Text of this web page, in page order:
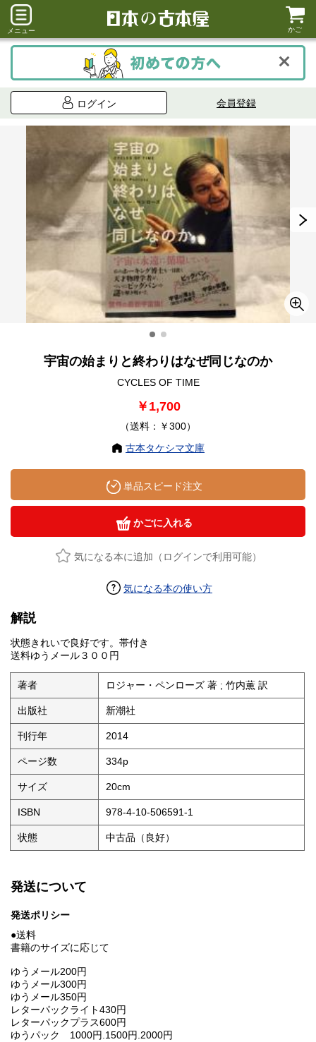
メニュー かご
ログイン 会員登録
宇宙の始まりと終わりはなぜ同じなのか
CYCLES OF TIME
￥1,700
（送料：￥300）
古本タケシマ文庫
単品スピード注文
かごに入れる
気になる本に追加（ログインで利用可能）
気になる本の使い方
解説
状態きれいで良好です。帯付き
送料ゆうメール３００円
著者 ロジャー・ペンローズ 著 ; 竹内薫 訳
出版社 新潮社
刊行年 2014
ページ数 334p
サイズ 20cm
ISBN 978-4-10-506591-1
状態 中古品（良好）
発送について
発送ポリシー
●送料
書籍のサイズに応じて
ゆうメール200円
ゆうメール300円
ゆうメール350円
レターパックライト430円
レターパックプラス600円
ゆうパック 1000円.1500円.2000円